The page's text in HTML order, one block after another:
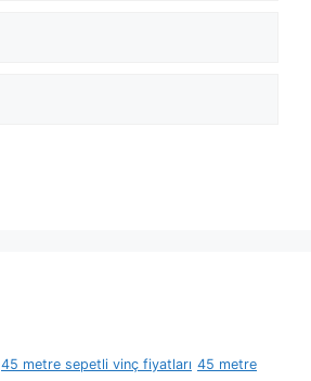
45 metre sepetli vinç fiyatları 45 metre